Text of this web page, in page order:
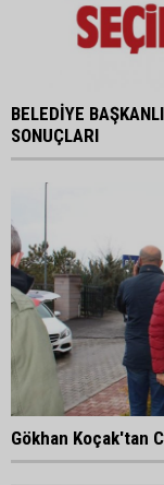
BELEDİYE
SONUÇLARI
Gökhan Koçak'tan